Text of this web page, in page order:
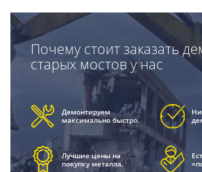
Почему стоит заказать
старых мостов у нас
Демонтируем
максимально быстро.
Лучшие цены на
покупку металла.